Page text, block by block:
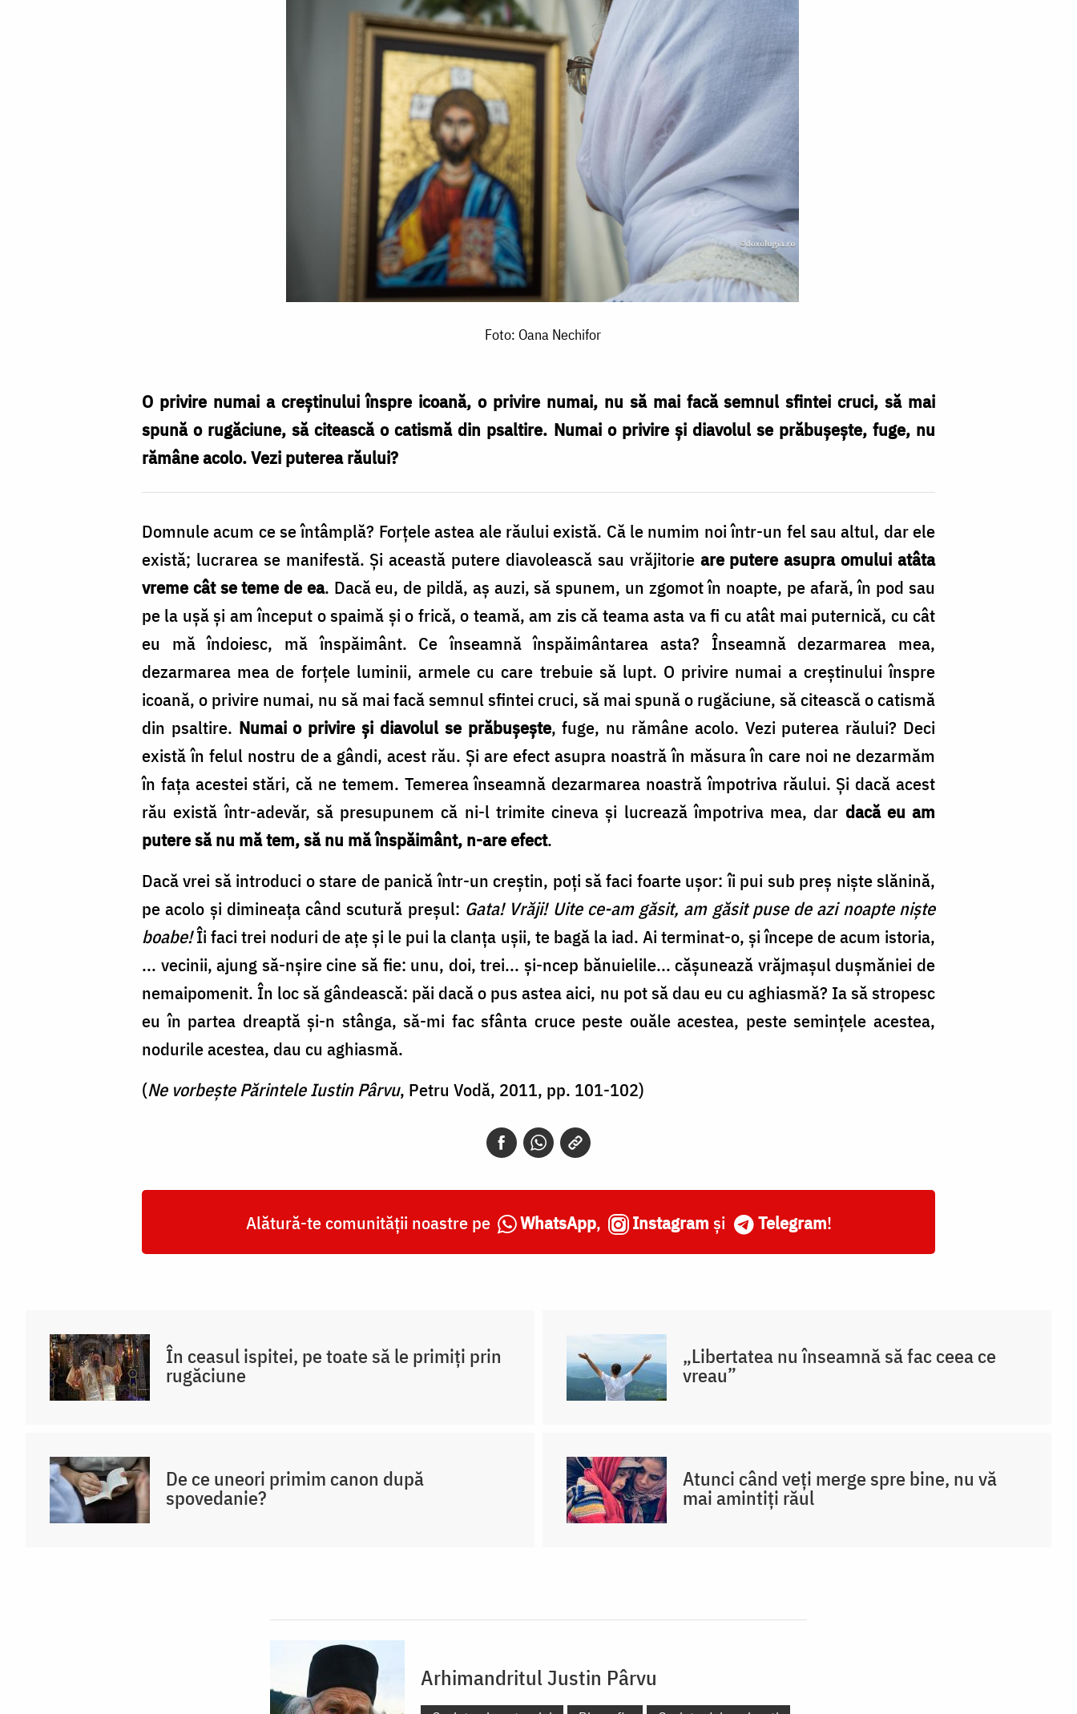
Foto: Oana Nechifor
O privire numai a creștinului înspre icoană, o privire numai, nu să mai facă semnul sfintei cruci, să mai
spună o rugăciune, să citească o catismă din psaltire. Numai o privire și diavolul se prăbușește, fuge, nu
rămâne acolo. Vezi puterea răului?
Domnule acum ce se întâmplă? Forțele astea ale răului există. Că le numim noi într-un fel sau altul, dar ele
există; lucrarea se manifestă. Și această putere diavolească sau vrăjitorie are putere asupra omului atâta
vreme cât se teme de ea. Dacă eu, de pildă, aș auzi, să spunem, un zgomot în noapte, pe afară, în pod sau
pe la ușă și am început o spaimă și o frică, o teamă, am zis că teama asta va fi cu atât mai puternică, cu cât
eu mă îndoiesc, mă înspăimânt. Ce înseamnă înspăimântarea asta? Înseamnă dezarmarea mea,
dezarmarea mea de forțele luminii, armele cu care trebuie să lupt. O privire numai a creștinului înspre
icoană, o privire numai, nu să mai facă semnul sfintei cruci, să mai spună o rugăciune, să citească o catismă
din psaltire. Numai o privire și diavolul se prăbușește, fuge, nu rămâne acolo. Vezi puterea răului? Deci
există în felul nostru de a gândi, acest rău. Și are efect asupra noastră în măsura în care noi ne dezarmăm
în fața acestei stări, că ne temem. Temerea înseamnă dezarmarea noastră împotriva răului. Și dacă acest
rău există într-adevăr, să presupunem că ni-l trimite cineva și lucrează împotriva mea, dar dacă eu am
putere să nu mă tem, să nu mă înspăimânt, n-are efect.
Dacă vrei să introduci o stare de panică într-un creștin, poți să faci foarte ușor: îi pui sub preș niște slănină,
pe acolo și dimineața când scutură preșul: Gata! Vrăji! Uite ce-am găsit, am găsit puse de azi noapte niște
boabe!Îi faci trei noduri de ațe și le pui la clanța ușii, te bagă la iad. Ai terminat-o, și începe de acum istoria,
... vecinii, ajung să-nșire cine să fie: unu, doi, trei... și-ncep bănuielile... cășunează vrăjmașul dușmăniei de
nemaipomenit. În loc să gândească: păi dacă o pus astea aici, nu pot să dau eu cu aghiasmă? Ia să stropesc
eu în partea dreaptă și-n stânga, să-mi fac sfânta cruce peste ouăle acestea, peste semințele acestea,
nodurile acestea, dau cu aghiasmă.
(Ne vorbește Părintele Iustin Pârvu, Petru Vodă, 2011, pp. 101-102)
Alătură-te comunității noastre pe WhatsApp, Instagram și Telegram!
În ceasul ispitei, pe toate să le primiți prin
rugăciune
„Libertatea nu înseamnă să fac ceea ce
vreau”
De ce uneori primim canon după
spovedanie?
Atunci când veți merge spre bine, nu vă
mai amintiți răul
Arhimandritul Justin Pârvu